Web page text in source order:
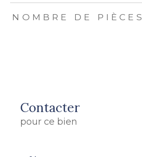
NOMBRE DE PIÈCES
Contacter
pour ce bien